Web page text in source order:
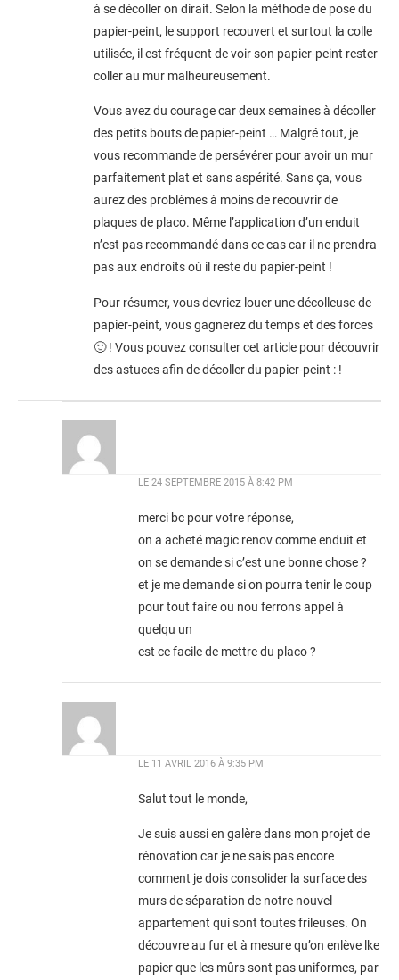
à se décoller on dirait. Selon la méthode de pose du
papier-peint, le support recouvert et surtout la colle
utilisée, il est fréquent de voir son papier-peint rester
coller au mur malheureusement.
Vous avez du courage car deux semaines à décoller
des petits bouts de papier-peint … Malgré tout, je
vous recommande de persévérer pour avoir un mur
parfaitement plat et sans aspérité. Sans ça, vous
aurez des problèmes à moins de recouvrir de
plaques de placo. Même l’application d’un enduit
n’est pas recommandé dans ce cas car il ne prendra
pas aux endroits où il reste du papier-peint !
Pour résumer, vous devriez louer une décolleuse de
papier-peint, vous gagnerez du temps et des forces
🙂 ! Vous pouvez consulter cet article pour découvrir
des astuces afin de décoller du papier-peint : !
LE 24 SEPTEMBRE 2015 À 8:42 PM
merci bc pour votre réponse,
on a acheté magic renov comme enduit et
on se demande si c’est une bonne chose ?
et je me demande si on pourra tenir le coup
pour tout faire ou nou ferrons appel à
quelqu un
est ce facile de mettre du placo ?
LE 11 AVRIL 2016 À 9:35 PM
Salut tout le monde,
Je suis aussi en galère dans mon projet de
rénovation car je ne sais pas encore
comment je dois consolider la surface des
murs de séparation de notre nouvel
appartement qui sont toutes frileuses. On
découvre au fur et à mesure qu’on enlève lke
papier que les mûrs sont pas uniformes, par